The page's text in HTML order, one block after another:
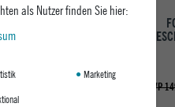
TITAN RACE
49,95 € UVP
als Nutzer finden Sie hier:
Marketing